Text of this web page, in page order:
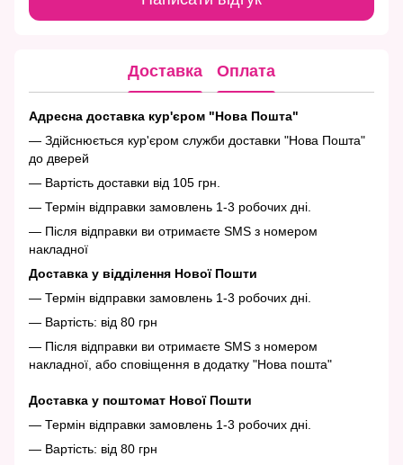
Доставка Оплата
Адресна доставка кур'єром "Нова Пошта"
— Здійснюється кур'єром служби доставки "Нова Пошта"
до дверей
— Вартість доставки від 105 грн.
— Термін відправки замовлень 1-3 робочих дні.
— Після відправки ви отримаєте SMS з номером
накладної
Доставка у відділення Нової Пошти
— Термін відправки замовлень 1-3 робочих дні.
— Вартість: від 80 грн
— Після відправки ви отримаєте SMS з номером
накладної, або сповіщення в додатку "Нова пошта"
Доставка у поштомат Нової Пошти
— Термін відправки замовлень 1-3 робочих дні.
— Вартість: від 80 грн